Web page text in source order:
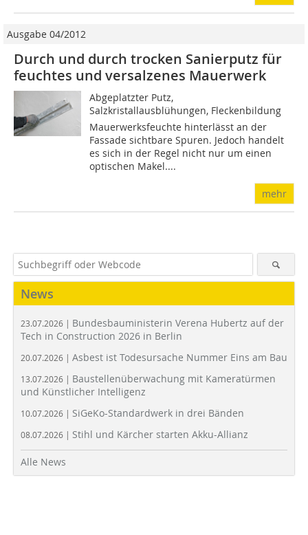
Ausgabe 04/2012
Durch und durch trocken Sanierputz für
feuchtes und versalzenes Mauerwerk
Abgeplatzter Putz,
Salzkristallausblühungen, Fleckenbildung 
Mauerwerksfeuchte hinterlässt an der
Fassade sichtbare Spuren. Jedoch handelt
es sich in der Regel nicht nur um einen
optischen Makel....
mehr
News
23.07.2026 | Bundesbauministerin Verena Hubertz auf der
Tech in Construction 2026 in Berlin
20.07.2026 | Asbest ist Todesursache Nummer Eins am Bau
13.07.2026 | Baustellenüberwachung mit Kameratürmen
und Künstlicher Intelligenz
10.07.2026 | SiGeKo-Standardwerk in drei Bänden
08.07.2026 | Stihl und Kärcher starten Akku-Allianz
Alle News